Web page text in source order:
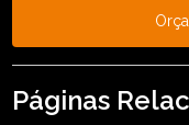
Páginas